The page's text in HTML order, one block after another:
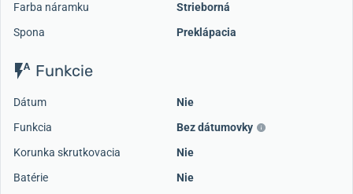
Farba náramku
Strieborná
Spona
Preklápacia
Funkcie
Dátum
Nie
Funkcia
Bez dátumovky
Korunka skrutkovacia
Nie
Batérie
Nie